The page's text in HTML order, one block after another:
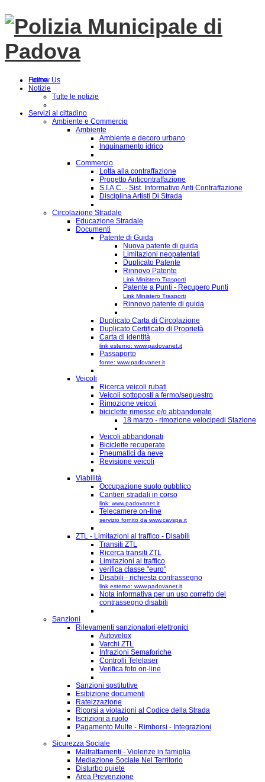
Follow Us
Home
Notizie
Tutte le notizie
Servizi al cittadino
Ambiente e Commercio
Ambiente
Ambiente e decoro urbano
Inquinamento idrico
Commercio
Lotta alla contraffazione
Progetto Anticontraffazione
S.I.A.C. - Sist. Informativo Anti Contraffazione
Disciplina Artisti Di Strada
Circolazione Stradale
Educazione Stradale
Documenti
Patente di Guida
Nuova patente di guida
Limitazioni neopatentati
Duplicato Patente
Rinnovo Patente
Link Ministero Trasporti
Patente a Punti - Recupero Punti
Link Ministero Trasporti
Rinnovo patente di guida
Duplicato Carta di Circolazione
Duplicato Certificato di Proprietà
Carta di identità
link esterno: www.padovanet.it
Passaporto
fonte: www.padovanet.it
Veicoli
Ricerca veicoli rubati
Veicoli sottoposti a fermo/sequestro
Rimozione veicoli
biciclette rimosse e/o abbandonate
18 marzo - rimozione velocipedi Stazione
Veicoli abbandonati
Biciclette recuperate
Pneumatici da neve
Revisione veicoli
Viabilità
Occupazione suolo pubblico
Cantieri stradali in corso
link: www.padovanet.it
Telecamere on-line
servizio fornito da www.cavspa.it
ZTL - Limitazioni al traffico - Disabili
Transiti ZTL
Ricerca transiti ZTL
Limitazioni al traffico
verifica classe "euro"
Disabili - richiesta contrassegno
link esterno: www.padovanet.it
Nota informativa per un uso corretto del
contrassegno disabili
Sanzioni
Rilevamenti sanzionatori elettronici
Autovelox
Varchi ZTL
Infrazioni Semaforiche
Controlli Telelaser
Verifica foto on-line
Sanzioni sostitutive
Esibizione documenti
Rateizzazione
Ricorsi a violazioni al Codice della Strada
Iscrizioni a ruolo
Pagamento Multe - Rimborsi - Integrazioni
Sicurezza Sociale
Maltrattamenti - Violenze in famiglia
Mediazione Sociale Nel Territorio
Disturbo quiete
Area Prevenzione